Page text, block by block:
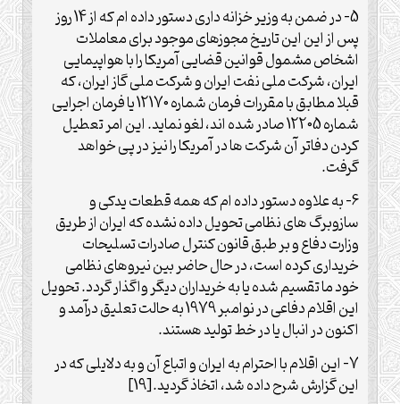
5- در ضمن به وزیر خزانه داری دستور داده ام که از 14 روز
پس از این این تاریخ مجوزهای موجود برای معاملات
اشخاص مشمول قوانین قضایی آمریکا را با هواپیمایی
ایران، شرکت ملی نفت ایران و شرکت ملی گاز ایران، که
قبلا مطابق با مقررات فرمان شماره 12170 یا فرمان اجرایی
شماره 12205 صادر شده اند، لغو نماید. این امر تعطیل
کردن دفاتر آن شرکت ها در آمریکا را نیز در پی خواهد
گرفت.
6- به علاوه دستور داده ام که همه قطعات یدکی و
سازوبرگ های نظامی تحویل داده نشده که ایران از طریق
وزارت دفاع و بر طبق قانون کنترل صادرات تسلیحات
خریداری کرده است، در حال حاضر بین نیروهای نظامی
خود ما تقسیم شده یا به خریداران دیگر واگذار گردد. تحویل
این اقلام دفاعی در نوامبر 1979 به حالت تعلیق درآمد و
اکنون در انبال یا در خط تولید هستند.
7- این اقلام با احترام به ایران و اتباع آن و به دلایلی که در
این گزارش شرح داده شد، اتخاذ گردید.[19]